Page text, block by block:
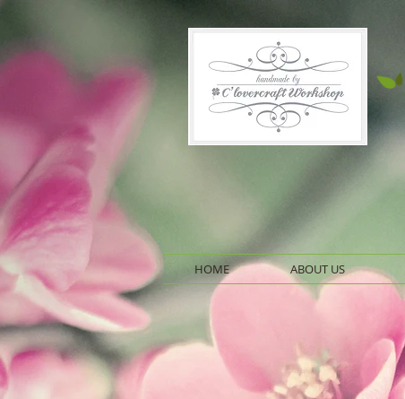
HOME ABOUT US